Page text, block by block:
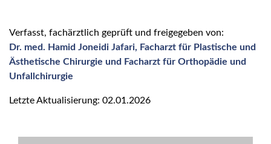
Verfasst, fachärztlich geprüft und freigegeben von:
Dr. med. Hamid Joneidi Jafari, Facharzt für Plastische und
Ästhetische Chirurgie und Facharzt für Orthopädie und
Unfallchirurgie
Letzte Aktualisierung: 02.01.2026